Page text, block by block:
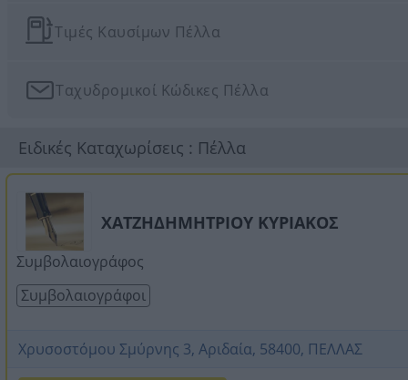
Τιμές Καυσίμων Πέλλα
Ταχυδρομικοί Κώδικες Πέλλα
Ειδικές Καταχωρίσεις : Πέλλα
ΧΑΤΖΗΔΗΜΗΤΡΙΟΥ ΚΥΡΙΑΚΟΣ
Συμβολαιογράφος
Συμβολαιογράφοι
Χρυσοστόμου Σμύρνης 3, Αριδαία, 58400, ΠΕΛΛΑΣ